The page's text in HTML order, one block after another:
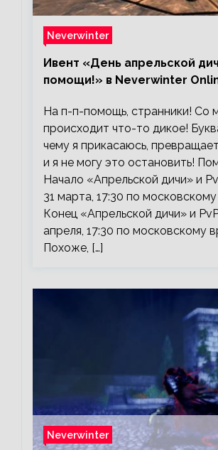
Neverwinter
Ивент «День апрельской
помощи!» в Neverwinter
На п-п-помощь, странники! Со
происходит что-то дикое!
чему я прикасаюсь,
и я не могу это остановить!
Начало «Апрельской дичи» и
31 марта, 17:30 по
Конец «Апрельской дичи» и
апреля, 17:30 по московскому
Похоже, […]
Neverwinter